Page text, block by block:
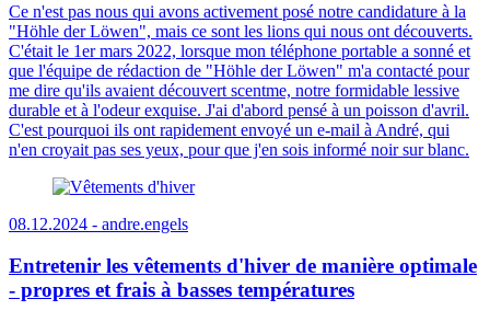
Ce n'est pas nous qui avons activement posé notre candidature à la
"Höhle der Löwen", mais ce sont les lions qui nous ont découverts.
C'était le 1er mars 2022, lorsque mon téléphone portable a sonné et
que l'équipe de rédaction de "Höhle der Löwen" m'a contacté pour
me dire qu'ils avaient découvert scentme, notre formidable lessive
durable et à l'odeur exquise. J'ai d'abord pensé à un poisson d'avril.
C'est pourquoi ils ont rapidement envoyé un e-mail à André, qui
n'en croyait pas ses yeux, pour que j'en sois informé noir sur blanc.
08.12.2024 - andre.engels
Entretenir les vêtements d'hiver de manière optimale
- propres et frais à basses températures